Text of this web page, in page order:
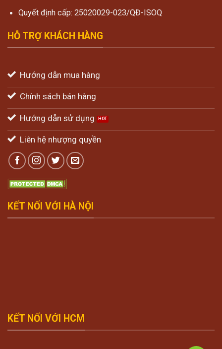
Quyết định cấp: 25020029-023/QĐ-ISOQ
HỖ TRỢ KHÁCH HÀNG
Hướng dẫn mua hàng
Chính sách bán hàng
Hướng dẫn sử dụng
Liên hệ nhượng quyền
KẾT NỐI VỚI HÀ NỘI
KẾT NỐI VỚI HCM